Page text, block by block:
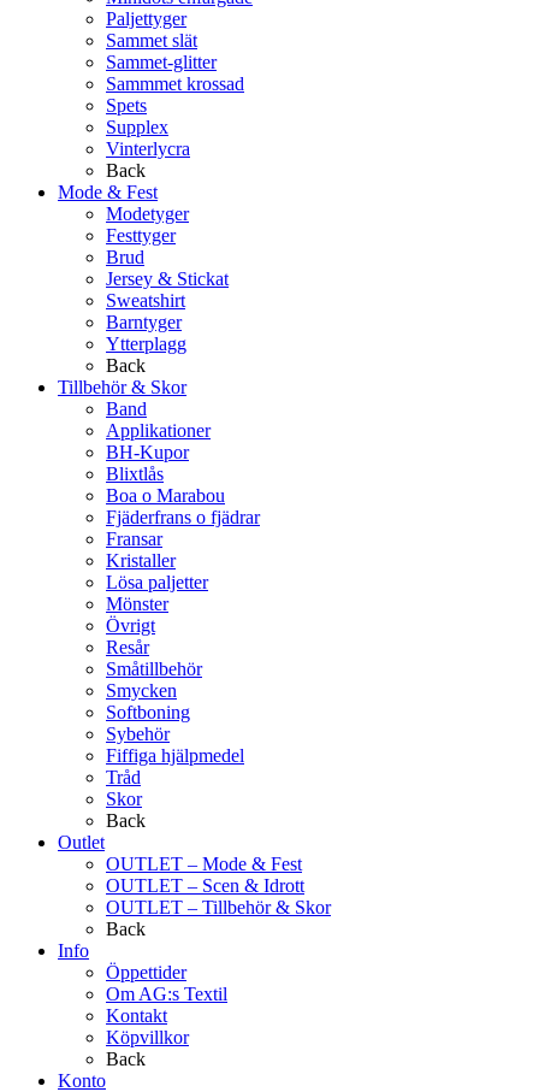
Paljettyger
Sammet slät
Sammet-glitter
Sammmet krossad
Spets
Supplex
Vinterlycra
Back
Mode & Fest
Modetyger
Festtyger
Brud
Jersey & Stickat
Sweatshirt
Barntyger
Ytterplagg
Back
Tillbehör & Skor
Band
Applikationer
BH-Kupor
Blixtlås
Boa o Marabou
Fjäderfrans o fjädrar
Fransar
Kristaller
Lösa paljetter
Mönster
Övrigt
Resår
Småtillbehör
Smycken
Softboning
Sybehör
Fiffiga hjälpmedel
Tråd
Skor
Back
Outlet
OUTLET – Mode & Fest
OUTLET – Scen & Idrott
OUTLET – Tillbehör & Skor
Back
Info
Öppettider
Om AG:s Textil
Kontakt
Köpvillkor
Back
Konto